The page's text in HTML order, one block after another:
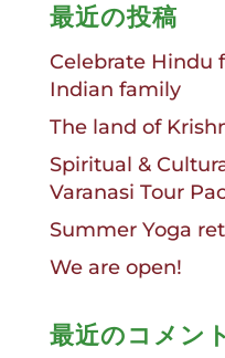
最近の投稿
Celebrate Hindu
Indian family
The land of
Spiritual &
Varanasi Tour
Summer Yoga
We are open!
最近のコメント